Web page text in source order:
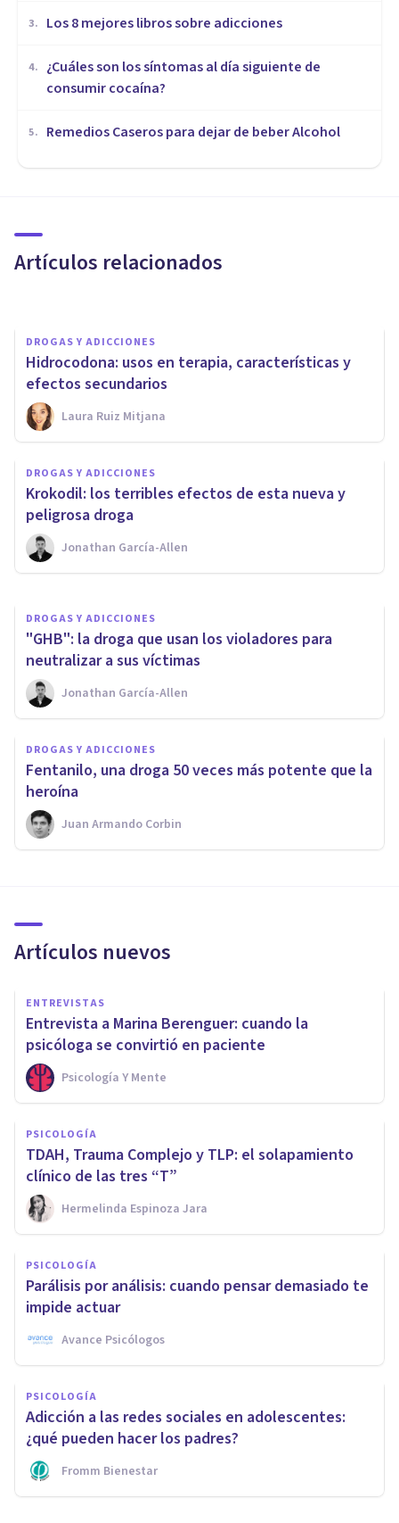
3. Los 8 mejores libros sobre adicciones
4.
¿Cuáles son los síntomas al día siguiente de
consumir cocaína?
5. Remedios Caseros para dejar de beber Alcohol
Artículos relacionados
características y efectos
DROGAS Y ADICCIONES
Hidrocodona: usos en terapia, características y
efectos secundarios
Laura Ruiz Mitjana
DROGAS Y ADICCIONES
Krokodil: los terribles efectos de esta nueva y
peligrosa droga
Jonathan García-Allen
DROGAS Y ADICCIONES
¿Qué es la 'Muerte Gris' y
cuáles son los efectos de esta
droga?
Clínicas Cita
DROGAS Y ADICCIONES
"GHB": la droga que usan los violadores para
neutralizar a sus víctimas
Jonathan García-Allen
DROGAS Y ADICCIONES
Fentanilo, una droga 50 veces más potente que la
heroína
Juan Armando Corbin
Artículos nuevos
ENTREVISTAS
Entrevista a Marina Berenguer: cuando la
psicóloga se convirtió en paciente
Psicología Y Mente
PSICOLOGÍA
TDAH, Trauma Complejo y TLP: el solapamiento
clínico de las tres “T”
Hermelinda Espinoza Jara
PSICOLOGÍA
Parálisis por análisis: cuando pensar demasiado te
impide actuar
Avance Psicólogos
PSICOLOGÍA
Adicción a las redes sociales en adolescentes:
¿qué pueden hacer los padres?
Fromm Bienestar